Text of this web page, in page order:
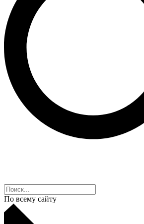
По всему сайту